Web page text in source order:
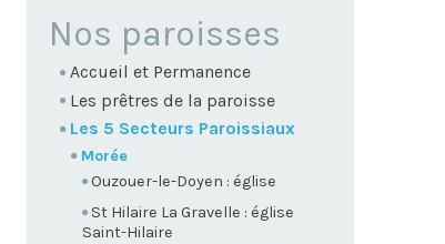
NAVIGATION
Nos paroisses
Accueil et Permanence
Les prêtres de la paroisse
Les 5 Secteurs Paroissiaux
Morée
Ouzouer-le-Doyen : église
St Hilaire La Gravelle : église
Saint-Hilaire